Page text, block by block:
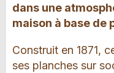
dans une
maison à base de
Construit en 1871,
ses planches sur